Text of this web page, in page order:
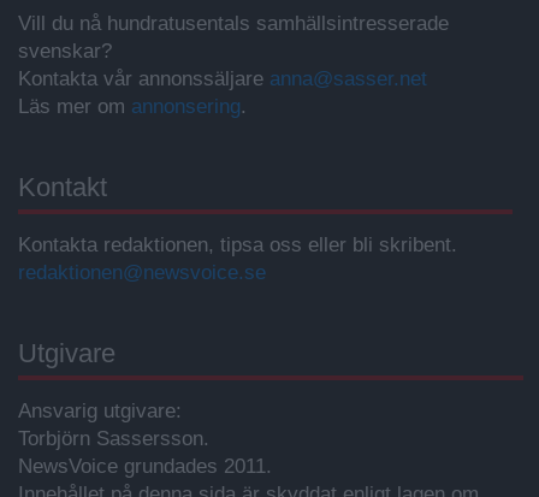
Vill du nå hundratusentals samhällsintresserade
svenskar?
Kontakta vår annonssäljare anna@sasser.net
Läs mer om annonsering.
Kontakt
Kontakta redaktionen, tipsa oss eller bli skribent.
redaktionen@newsvoice.se
Utgivare
Ansvarig utgivare:
Torbjörn Sassersson.
NewsVoice grundades 2011.